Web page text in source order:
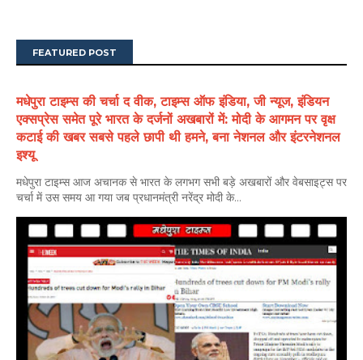
FEATURED POST
मधेपुरा टाइम्स की चर्चा द वीक, टाइम्स ऑफ इंडिया, जी न्यूज, इंडियन
एक्सप्रेस समेत पूरे भारत के दर्जनों अखबारों में: मोदी के आगमन पर वृक्ष
कटाई की खबर सबसे पहले छापी थी हमने, बना नेशनल और इंटरनेशनल
इश्यू
मधेपुरा टाइम्स आज अचानक से भारत के लगभग सभी बड़े अखबारों और वेबसाइट्स पर
चर्चा में उस समय आ गया जब प्रधानमंत्री नरेंद्र मोदी के...